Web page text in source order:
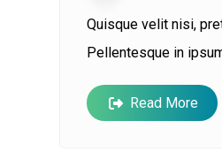
Quisque velit nisi,
Pellentesque in
Read More